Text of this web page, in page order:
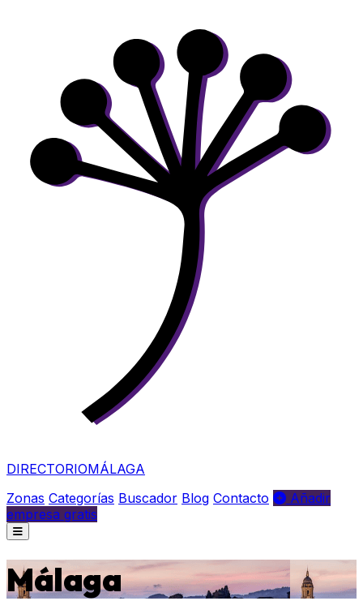
DIRECTORIOMÁLAGA
Zonas Categorías Buscador Blog Contacto
Añadir
empresa gratis
Málaga